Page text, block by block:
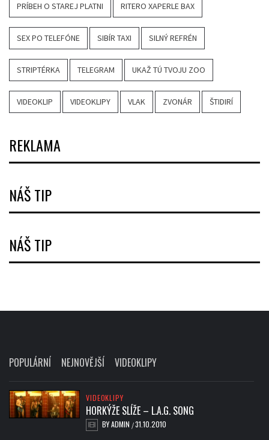
PRÍBEH O STAREJ PLATNI RITERO XAPERLE BAX
SEX PO TELEFÓNE SIBÍR TAXI SILNÝ REFRÉN
STRIPTÉRKA TELEGRAM UKAŽ TÚ TVOJU ZOO
VIDEOKLIP VIDEOKLIPY VLAK ZVONÁR ŠTIDIRÍ
REKLAMA
NÁŠ TIP
NÁŠ TIP
POPULÁRNÍ NEJNOVĚJŠÍ VIDEOKLIPY
VIDEOKLIPY
HORKÝŽE SLÍŽE – L.A.G. SONG
BYADMIN /31.10.2010